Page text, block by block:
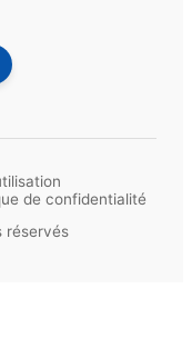
de confidentialité
réservés